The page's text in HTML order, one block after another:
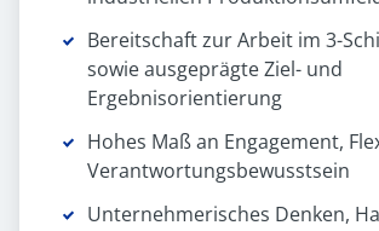
Bereitschaft zur Arbeit im 3-
sowie ausgeprägte Ziel- und
Ergebnisorientierung
Hohes Maß an Engagement,
Verantwortungsbewusstsein
Unternehmerisches Denken,